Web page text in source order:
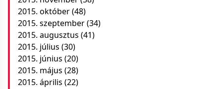
2015. október(48)
2015. szeptember(34)
2015. augusztus (41)
2015. július (30)
2015. június (20)
2015. május (28)
2015. április (22)